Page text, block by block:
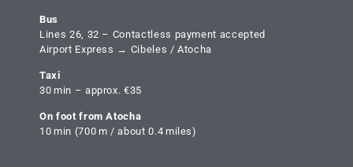
Bus
Lines 26, 32 – Contactless payment accepted
Airport Express → Cibeles / Atocha
Taxi
30 min – approx. €35
On foot from Atocha
10 min (700 m / about 0.4 miles)